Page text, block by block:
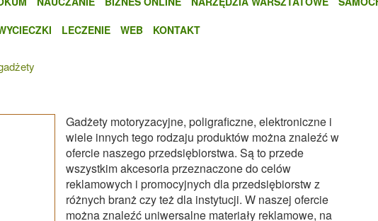
LECZENIE WEB KONTAKT
Gadżety motoryzacyjne, poligraficzne, elektroniczne i
wiele innych tego rodzaju produktów można znaleźć w
ofercie naszego przedsiębiorstwa. Są to przede
wszystkim akcesoria przeznaczone do celów
reklamowych i promocyjnych dla przedsiębiorstw z
różnych branż czy też dla instytucji. W naszej ofercie
można znaleźć uniwersalne materiały reklamowe, na